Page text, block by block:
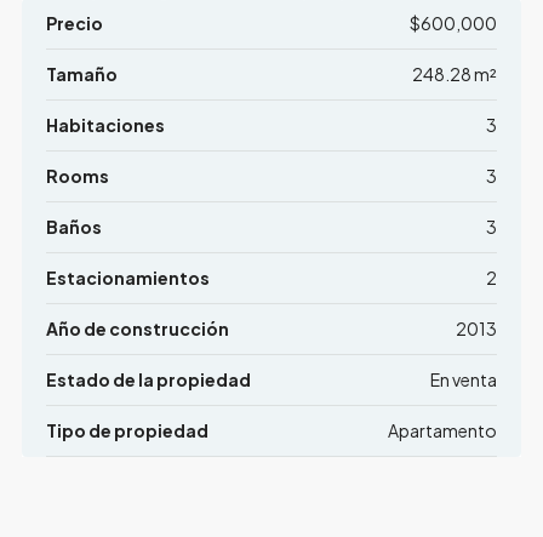
Precio $600,000
Tamaño 248.28 m²
Habitaciones 3
Rooms 3
Baños 3
Estacionamientos 2
Año de construcción 2013
Estado de la propiedad En venta
Tipo de propiedad Apartamento